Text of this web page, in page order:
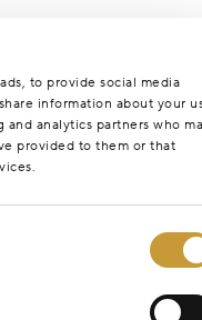
to provide social media
information about your
analytics partners who
provided to them or that